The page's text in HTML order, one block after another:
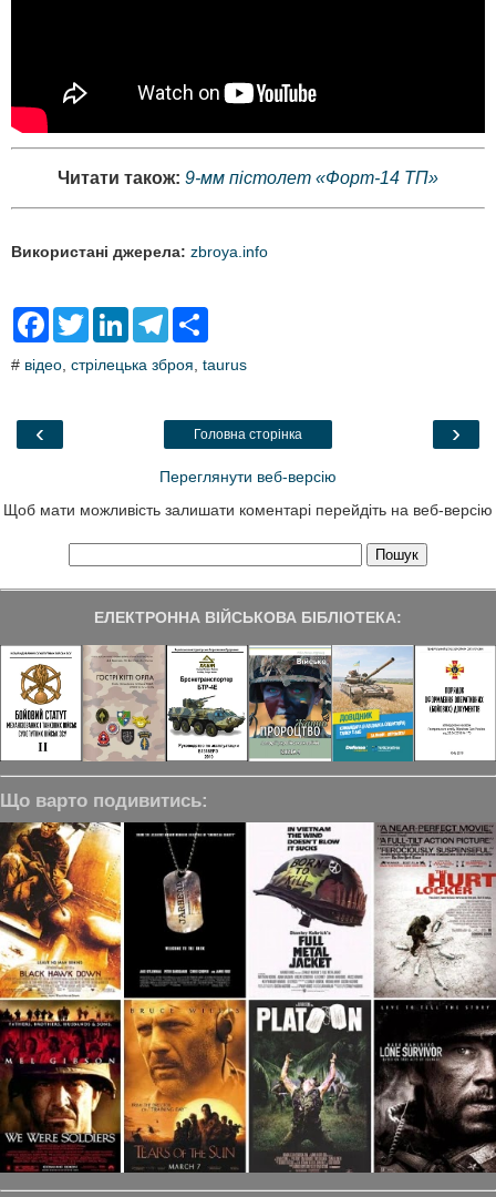
Читати також: 9-мм пістолет «Форт-14 ТП»
Використані джерела: zbroya.info
F
e
o
T
t
L
k
T
e
a
r
# відео стрілецька зброя taurus
‹ ›
Головна сторінка
Переглянути веб-версію
Щоб мати можливість залишати коментарі перейдіть на веб-версію
ЕЛЕКТРОННА ВІЙСЬКОВА БІБЛІОТЕКА:
Що варто подивитись: